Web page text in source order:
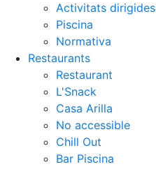
Activitats dirigides
Piscina
Normativa
Restaurants
Restaurant
L'Snack
Casa Arilla
No accessible
Chill Out
Bar Piscina